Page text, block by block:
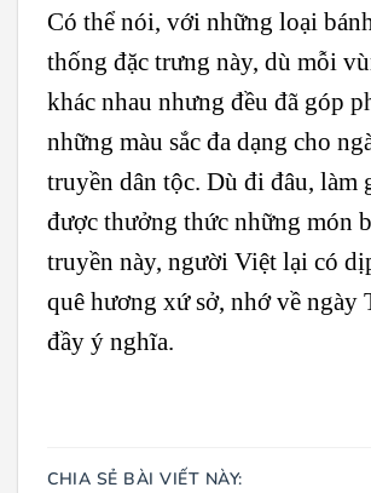
Có thể nói, với những loại
thống đặc trưng này, dù mỗi
khác nhau nhưng đều đã góp
những màu sắc đa dạng cho
truyền dân tộc. Dù đi đâu, làm
được thưởng thức những món
truyền này, người Việt lại có
quê hương xứ sở, nhớ về ngày
đầy ý nghĩa.
CHIA SẺ BÀI VIẾT NÀY: